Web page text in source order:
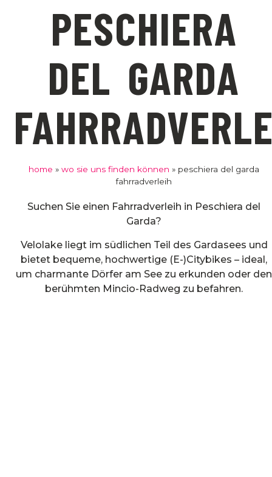
PESCHIERA
DEL GARDA
home »wo sie uns finden können » peschiera del garda
fahrradverleih
Suchen Sie einen Fahrradverleih in Peschiera del
Garda?
Velolake liegt im südlichen Teil des Gardasees und
bietet bequeme, hochwertige (E-)Citybikes – ideal,
um charmante Dörfer am See zu erkunden oder den
berühmten Mincio-Radweg zu befahren.